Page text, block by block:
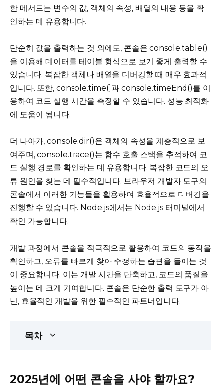
한 메서드는 변수의 값, 객체의 속성, 배열의 내용 등을 확
인하는 데 유용합니다.
단순히 값을 출력하는 것 외에도, 콘솔은 console.table()
을 이용해 데이터를 테이블 형식으로 보기 좋게 출력할 수
있습니다. 복잡한 객체나 배열을 디버깅할 때 매우 효과적
입니다. 또한, console.time()과 console.timeEnd()를 이
용하여 코드 실행 시간을 측정할 수 있습니다. 성능 최적화
에 도움이 됩니다.
더 나아가, console.dir()은 객체의 속성을 계층적으로 보
여주며, console.trace()는 함수 호출 스택을 추적하여 코
드 실행 경로를 확인하는 데 유용합니다. 복잡한 코드의 오
류 원인을 찾는 데 필수적입니다. 브라우저 개발자 도구의
콘솔에서 이러한 기능들을 활용하여 효율적으로 디버깅을
진행할 수 있습니다. Node.js에서는 Node.js 터미널에서
확인 가능합니다.
개발 과정에서 콘솔을 적극적으로 활용하여 코드의 동작을
확인하고, 오류를 빠르게 찾아 수정하는 습관을 들이는 것
이 중요합니다. 이는 개발 시간을 단축하고, 코드의 품질을
높이는 데 크게 기여합니다. 콘솔은 단순한 출력 도구가 아
닌, 효율적인 개발을 위한 필수적인 파트너입니다.
목차
2025년에 어떤 콘솔을 사야 할까요?